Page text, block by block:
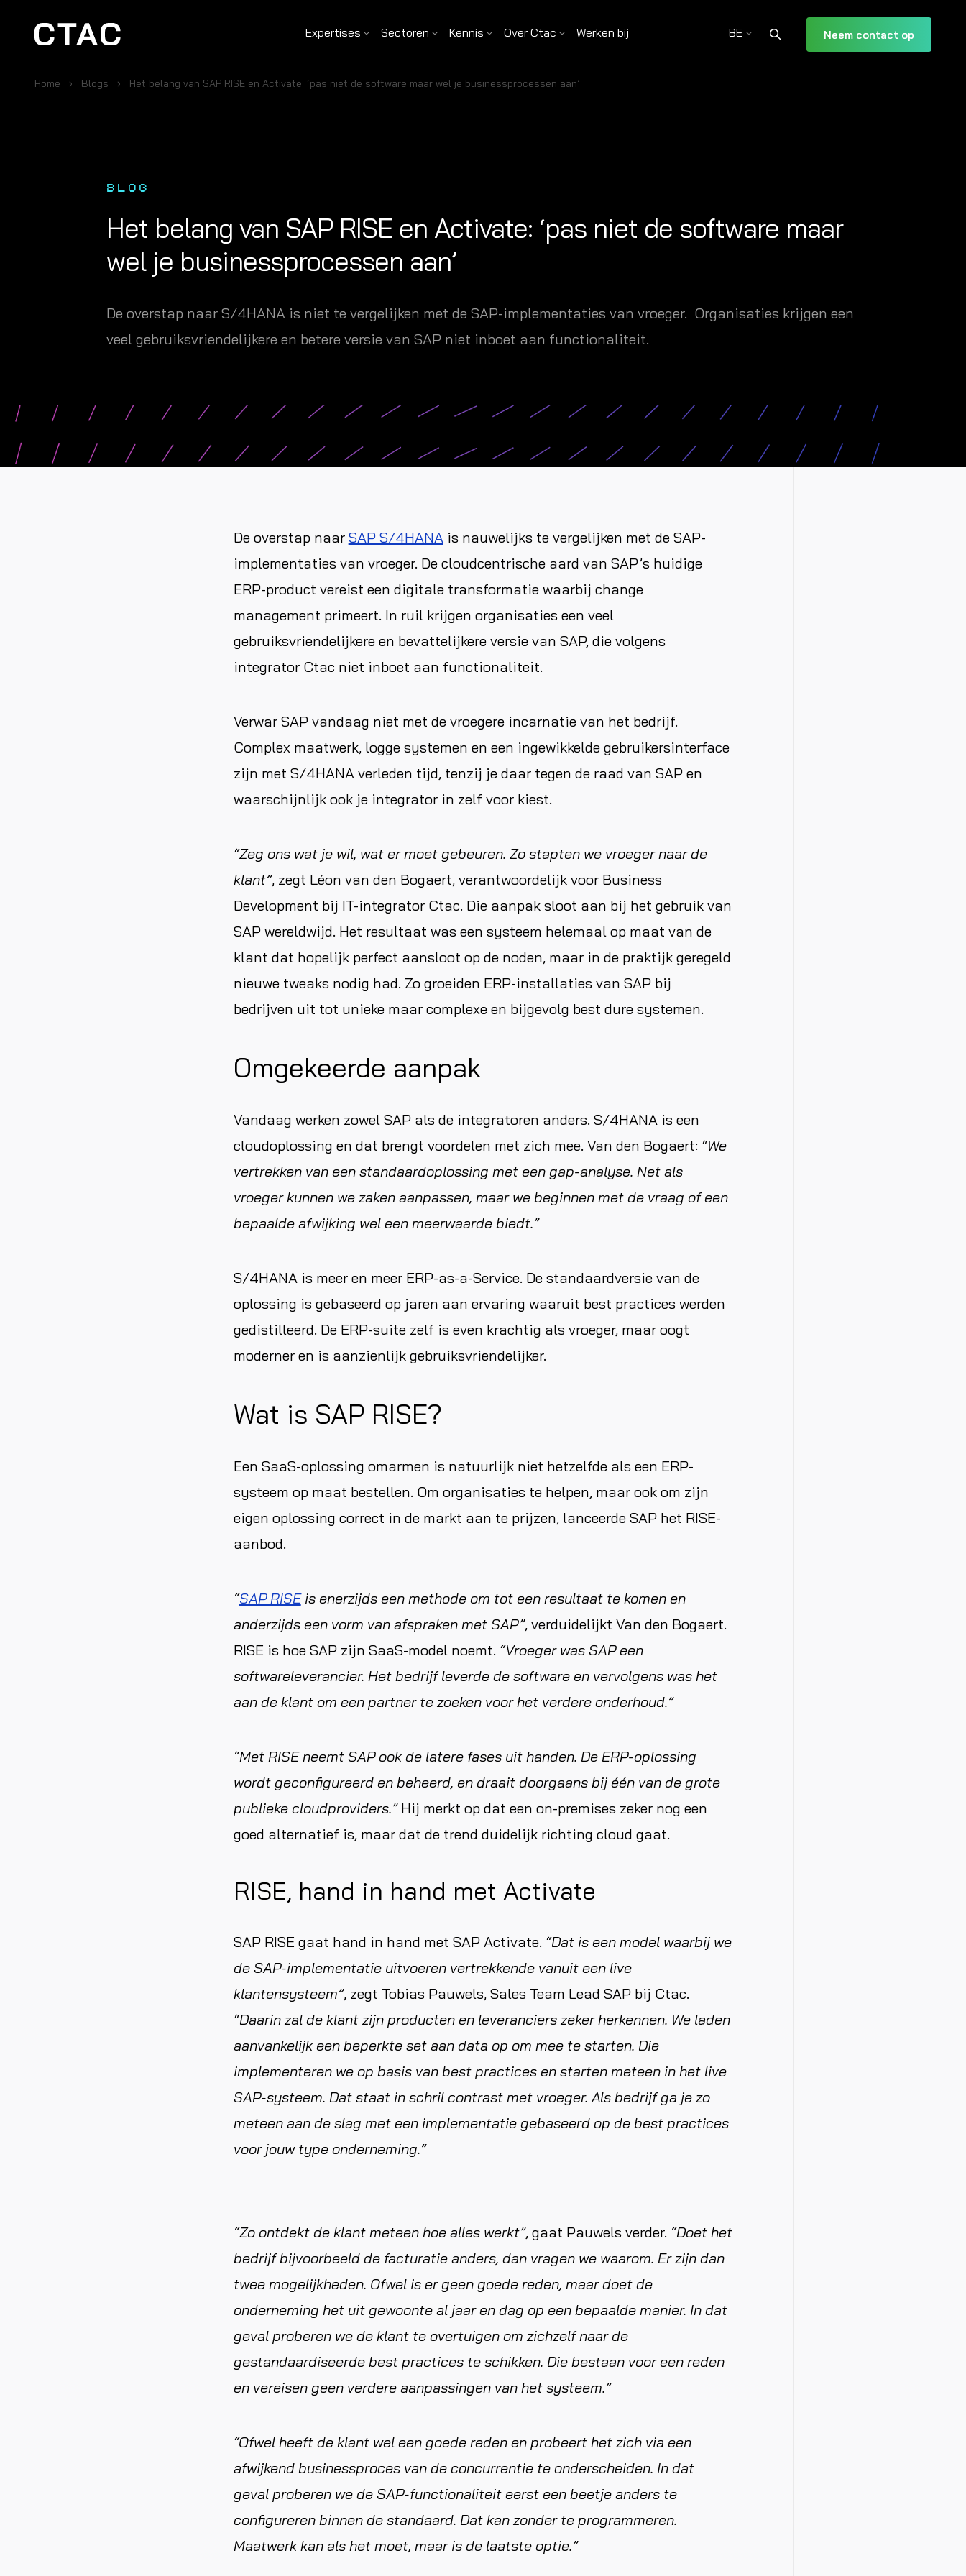
Expertises Sectoren Kennis Over Ctac Werken bij BE Neem contact op
Home Blogs Het belang van SAP RISE en Activate: ‘pas niet de software maar wel je businessprocessen aan’
BLOG
Het belang van SAP RISE en Activate: ‘pas niet de software maar
wel je businessprocessen aan’
De overstap naar S/4HANA is niet te vergelijken met de SAP-implementaties van vroeger. Organisaties krijgen een
veel gebruiksvriendelijkere en betere versie van SAP niet inboet aan functionaliteit.
De overstap naar SAP S/4HANAis nauwelijks te vergelijken met de SAP-
implementaties van vroeger. De cloudcentrische aard van SAP’s huidige
ERP-product vereist een digitale transformatie waarbij change
management primeert. In ruil krijgen organisaties een veel
gebruiksvriendelijkere en bevattelijkere versie van SAP, die volgens
integrator Ctac niet inboet aan functionaliteit.
Verwar SAP vandaag niet met de vroegere incarnatie van het bedrijf.
Complex maatwerk, logge systemen en een ingewikkelde gebruikersinterface
zijn met S/4HANA verleden tijd, tenzij je daar tegen de raad van SAP en
waarschijnlijk ook je integrator in zelf voor kiest.
“Zeg ons wat je wil, wat er moet gebeuren. Zo stapten we vroeger naar de
klant”, zegt Léon van den Bogaert, verantwoordelijk voor Business
Development bij IT-integrator Ctac. Die aanpak sloot aan bij het gebruik van
SAP wereldwijd. Het resultaat was een systeem helemaal op maat van de
klant dat hopelijk perfect aansloot op de noden, maar in de praktijk geregeld
nieuwe tweaks nodig had. Zo groeiden ERP-installaties van SAP bij
bedrijven uit tot unieke maar complexe en bijgevolg best dure systemen.
Omgekeerde aanpak
Vandaag werken zowel SAP als de integratoren anders. S/4HANA is een
cloudoplossing en dat brengt voordelen met zich mee. Van den Bogaert: “We
vertrekken van een standaardoplossing met een gap-analyse. Net als
vroeger kunnen we zaken aanpassen, maar we beginnen met de vraag of een
bepaalde afwijking wel een meerwaarde biedt.”
S/4HANA is meer en meer ERP-as-a-Service. De standaardversie van de
oplossing is gebaseerd op jaren aan ervaring waaruit best practices werden
gedistilleerd. De ERP-suite zelf is even krachtig als vroeger, maar oogt
moderner en is aanzienlijk gebruiksvriendelijker.
Wat is SAP RISE?
Een SaaS-oplossing omarmen is natuurlijk niet hetzelfde als een ERP-
systeem op maat bestellen. Om organisaties te helpen, maar ook om zijn
eigen oplossing correct in de markt aan te prijzen, lanceerde SAP het RISE-
aanbod.
“SAP RISEis enerzijds een methode om tot een resultaat te komen en
anderzijds een vorm van afspraken met SAP”, verduidelijkt Van den Bogaert.
RISE is hoe SAP zijn SaaS-model noemt. “Vroeger was SAP een
softwareleverancier. Het bedrijf leverde de software en vervolgens was het
aan de klant om een partner te zoeken voor het verdere onderhoud.”
“Met RISE neemt SAP ook de latere fases uit handen. De ERP-oplossing
wordt geconfigureerd en beheerd, en draait doorgaans bij één van de grote
publieke cloudproviders.”Hij merkt op dat een on-premises zeker nog een
goed alternatief is, maar dat de trend duidelijk richting cloud gaat.
RISE, hand in hand met Activate
SAP RISE gaat hand in hand met SAP Activate. “Dat is een model waarbij we
de SAP-implementatie uitvoeren vertrekkende vanuit een live
klantensysteem”, zegt Tobias Pauwels, Sales Team Lead SAP bij Ctac.
“Daarin zal de klant zijn producten en leveranciers zeker herkennen. We laden
aanvankelijk een beperkte set aan data op om mee te starten. Die
implementeren we op basis van best practices en starten meteen in het live
SAP-systeem. Dat staat in schril contrast met vroeger. Als bedrijf ga je zo
meteen aan de slag met een implementatie gebaseerd op de best practices
voor jouw type onderneming.”
“Zo ontdekt de klant meteen hoe alles werkt”, gaat Pauwels verder. “Doet het
bedrijf bijvoorbeeld de facturatie anders, dan vragen we waarom. Er zijn dan
twee mogelijkheden. Ofwel is er geen goede reden, maar doet de
onderneming het uit gewoonte al jaar en dag op een bepaalde manier. In dat
geval proberen we de klant te overtuigen om zichzelf naar de
gestandaardiseerde best practices te schikken. Die bestaan voor een reden
en vereisen geen verdere aanpassingen van het systeem.”
“Ofwel heeft de klant wel een goede reden en probeert het zich via een
afwijkend businessproces van de concurrentie te onderscheiden. In dat
geval proberen we de SAP-functionaliteit eerst een beetje anders te
configureren binnen de standaard. Dat kan zonder te programmeren.
Maatwerk kan als het moet, maar is de laatste optie.”